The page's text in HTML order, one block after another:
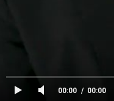
00:00 00:00